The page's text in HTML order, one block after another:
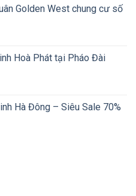
Golden West chung cư số
Hoà Phát tại Pháo Đài
Hà Đông – Siêu Sale 70%